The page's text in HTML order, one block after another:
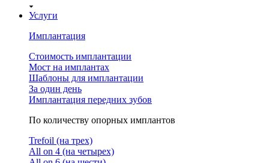
Услуги
Имплантация
Стоимость имплантации
Мост на имплантах
Шаблоны для имплантации
За один день
Имплантация передних зубов
По количеству опорных имплантов
Trefoil (на трех)
All on 4 (на четырех)